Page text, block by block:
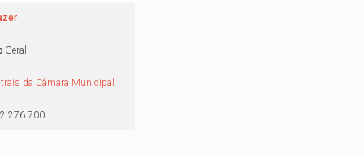
Geral
da Câmara Municipal
276 700